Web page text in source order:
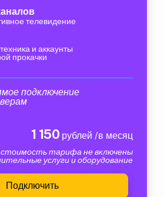
телевидение
и аккаунты
прокачки
подключение
1 150 рублей /в месяц
тарифа не включены
услуги и оборудование
Подключить